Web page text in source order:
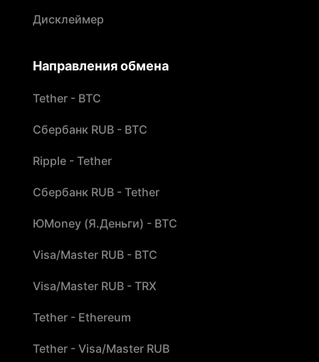
Дисклеймер
Направления обмена
Tether - BTC
Сбербанк RUB - BTC
Ripple - Tether
Сбербанк RUB - Tether
ЮMoney (Я.Деньги) - BTC
Visa/Master RUB - BTC
Visa/Master RUB - TRX
Tether - Ethereum
Tether - Visa/Master RUB